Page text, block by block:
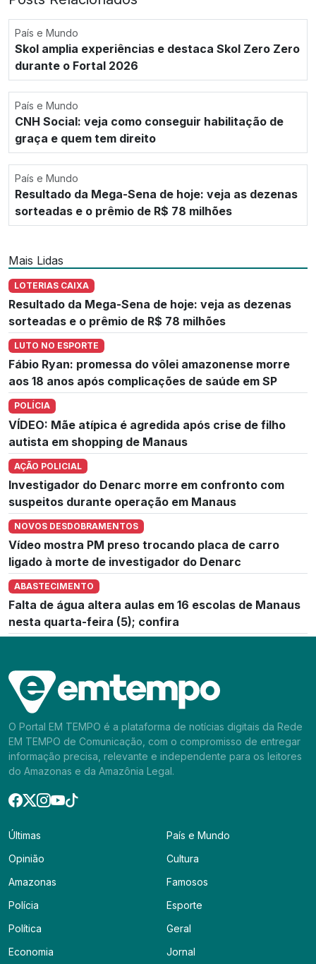
País e Mundo
Skol amplia experiências e destaca Skol Zero Zero
durante o Fortal 2026
País e Mundo
CNH Social: veja como conseguir habilitação de
graça e quem tem direito
País e Mundo
Resultado da Mega-Sena de hoje: veja as dezenas
sorteadas e o prêmio de R$ 78 milhões
Mais Lidas
LOTERIAS CAIXA
Resultado da Mega-Sena de hoje: veja as dezenas
sorteadas e o prêmio de R$ 78 milhões
LUTO NO ESPORTE
Fábio Ryan: promessa do vôlei amazonense morre
aos 18 anos após complicações de saúde em SP
POLÍCIA
VÍDEO: Mãe atípica é agredida após crise de filho
autista em shopping de Manaus
AÇÃO POLICIAL
Investigador do Denarc morre em confronto com
suspeitos durante operação em Manaus
NOVOS DESDOBRAMENTOS
Vídeo mostra PM preso trocando placa de carro
ligado à morte de investigador do Denarc
ABASTECIMENTO
Falta de água altera aulas em 16 escolas de Manaus
nesta quarta-feira (5); confira
O Portal EM TEMPO é a plataforma de notícias digitais da Rede
EM TEMPO de Comunicação, com o compromisso de entregar
informação precisa, relevante e independente para os leitores
do Amazonas e da Amazônia Legal.
Últimas
Opinião
Amazonas
Polícia
Política
Economia
País e Mundo
Cultura
Famosos
Esporte
Geral
Jornal